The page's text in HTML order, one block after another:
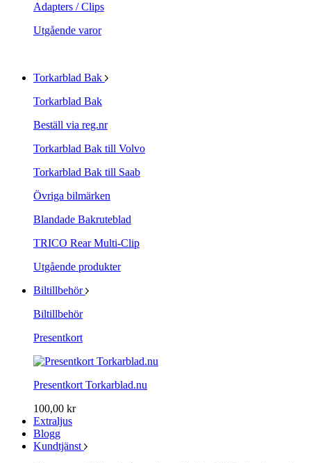
Adapters / Clips
Utgående varor
Torkarblad Bak
Torkarblad Bak
Beställ via reg.nr
Torkarblad Bak till Volvo
Torkarblad Bak till Saab
Övriga bilmärken
Blandade Bakruteblad
TRICO Rear Multi-Clip
Utgående produkter
Biltillbehör
Biltillbehör
Presentkort
Presentkort Torkarblad.nu
100,00 kr
Extraljus
Blogg
Kundtjänst